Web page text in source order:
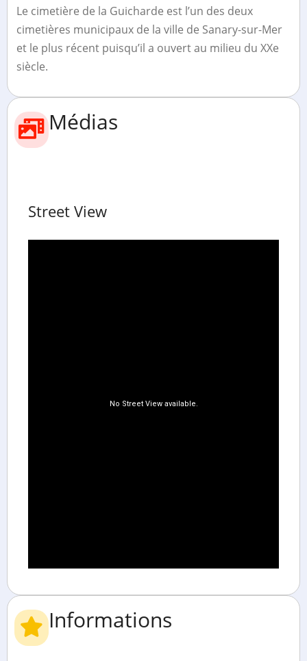
Informations
Le cimetière de la Guicharde est l’un des deux
cimetières municipaux de la ville de Sanary-sur-Mer
et le plus récent puisqu’il a ouvert au milieu du XXe
siècle.
Médias
Street View